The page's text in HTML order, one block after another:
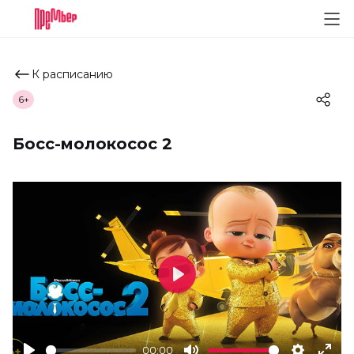
К расписанию
Босс-молокосос 2
6+
00:00
Play